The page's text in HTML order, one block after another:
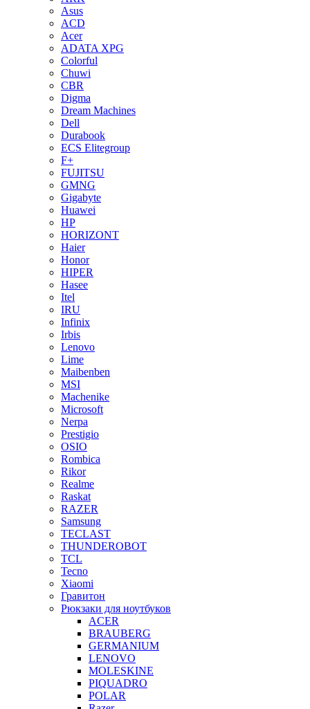
Asus
ACD
Acer
ADATA XPG
Colorful
Chuwi
CBR
Digma
Dream Machines
Dell
Durabook
ECS Elitegroup
F+
FUJITSU
GMNG
Gigabyte
Huawei
HP
HORIZONT
Haier
Honor
HIPER
Hasee
Itel
IRU
Infinix
Irbis
Lenovo
Lime
Maibenben
MSI
Machenike
Microsoft
Nerpa
Prestigio
OSIO
Rombica
Rikor
Realme
Raskat
RAZER
Samsung
TECLAST
THUNDEROBOT
TCL
Tecno
Xiaomi
Гравитон
Рюкзаки для ноутбуков
ACER
BRAUBERG
GERMANIUM
LENOVO
MOLESKINE
PIQUADRO
POLAR